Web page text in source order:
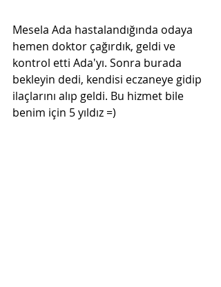
Mesela Ada hastalandığında odaya
hemen doktor çağırdık, geldi ve
kontrol etti Ada'yı. Sonra burada
bekleyin dedi, kendisi eczaneye gidip
ilaçlarını alıp geldi. Bu hizmet bile
benim için 5 yıldız =)